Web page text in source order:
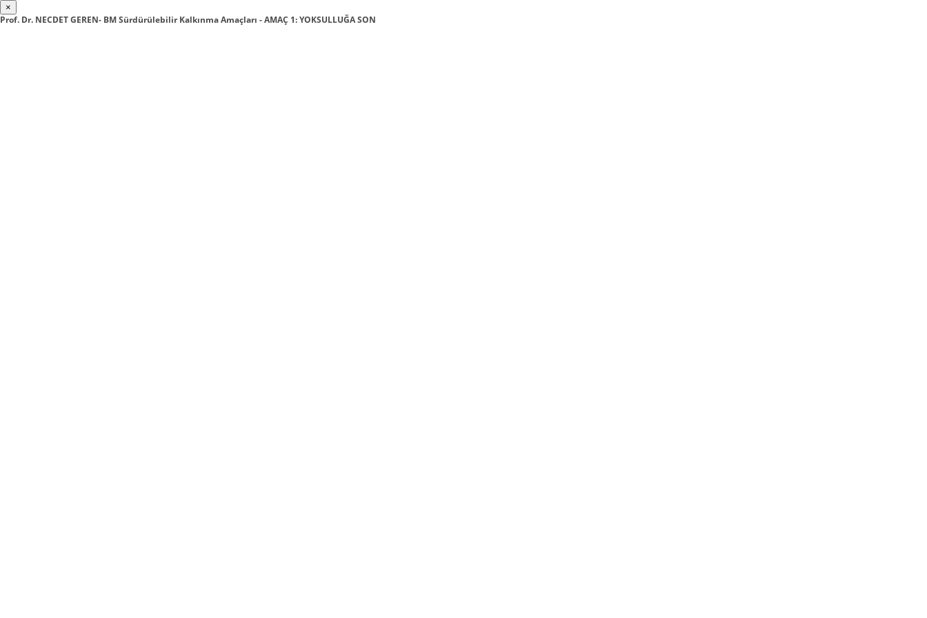
×
Prof. Dr. NECDET GEREN- BM Sürdürülebilir Kalkınma Amaçları - AMAÇ 1: YOKSULLUĞA SON